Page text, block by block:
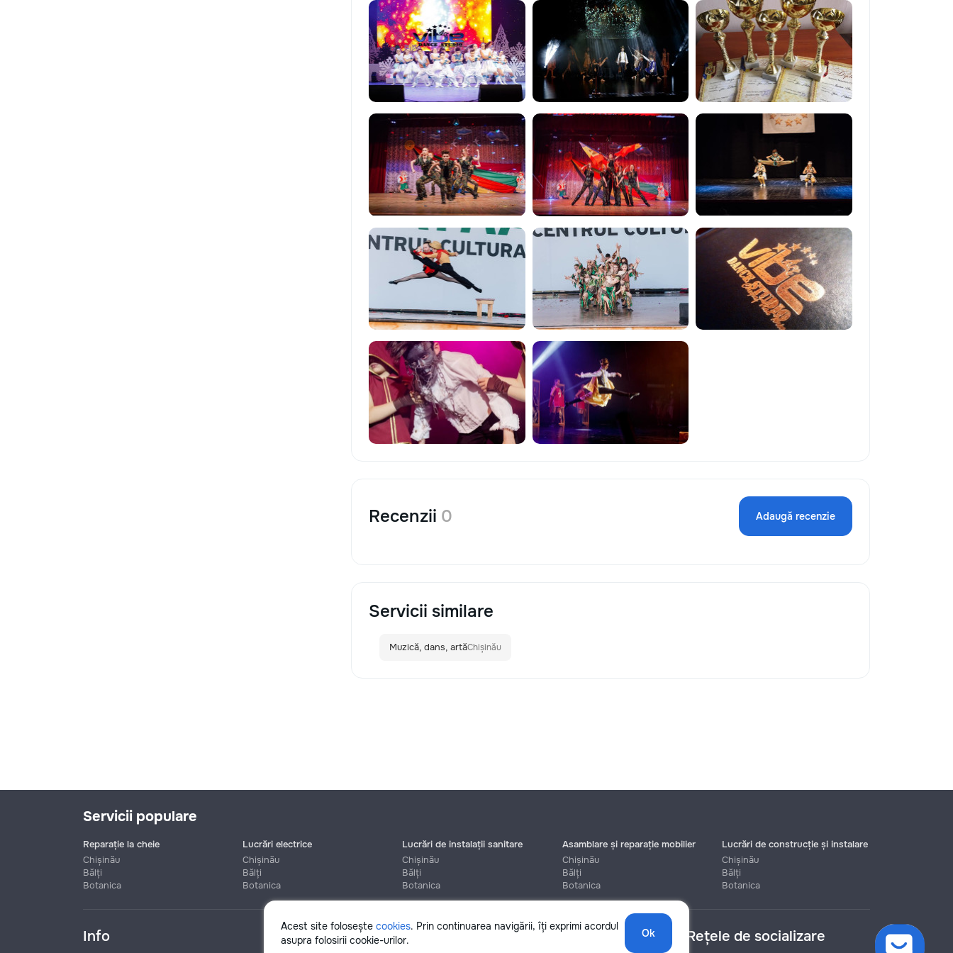
Recenzii 0 Adaugă recenzie
Servicii similare
Muzică, dans, artăChișinău
Acest site folosește cookies. Prin continuarea navigării, îți exprimi acordul
asupra folosirii cookie-urilor.
Ok
Servicii populare
Reparație la cheie
Chișinău
Bălți
Botanica
Lucrări electrice
Chișinău
Bălți
Botanica
Lucrări de instalații sanitare
Chișinău
Bălți
Botanica
Asamblare și reparație mobilier
Chișinău
Bălți
Botanica
Lucrări de construcție și instalare
Chișinău
Bălți
Botanica
Info Ajutor Rețele de socializare